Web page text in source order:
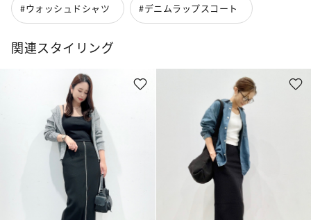
#ウォッシュドシャツ #デニムラップスコート
関連スタイリング